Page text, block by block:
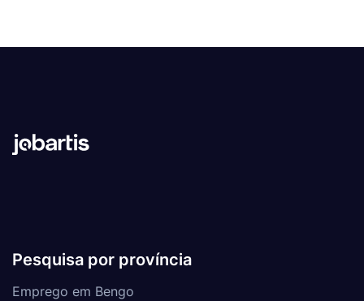
Pesquisa por província
Emprego em Bengo